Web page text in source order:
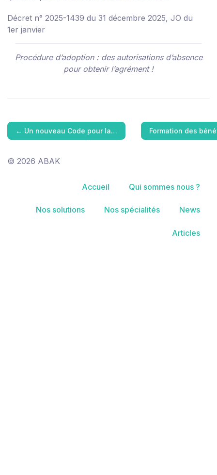
Décret n° 2025-1439 du 31 décembre 2025, JO du
1er janvier
Procédure d’adoption : des autorisations d’absence
pour obtenir l’agrément !
← Un nouveau Code pour la… Formation des
© 2026 ABAK
Accueil Qui sommes nous ?
Nos solutions Nos spécialités News
Articles